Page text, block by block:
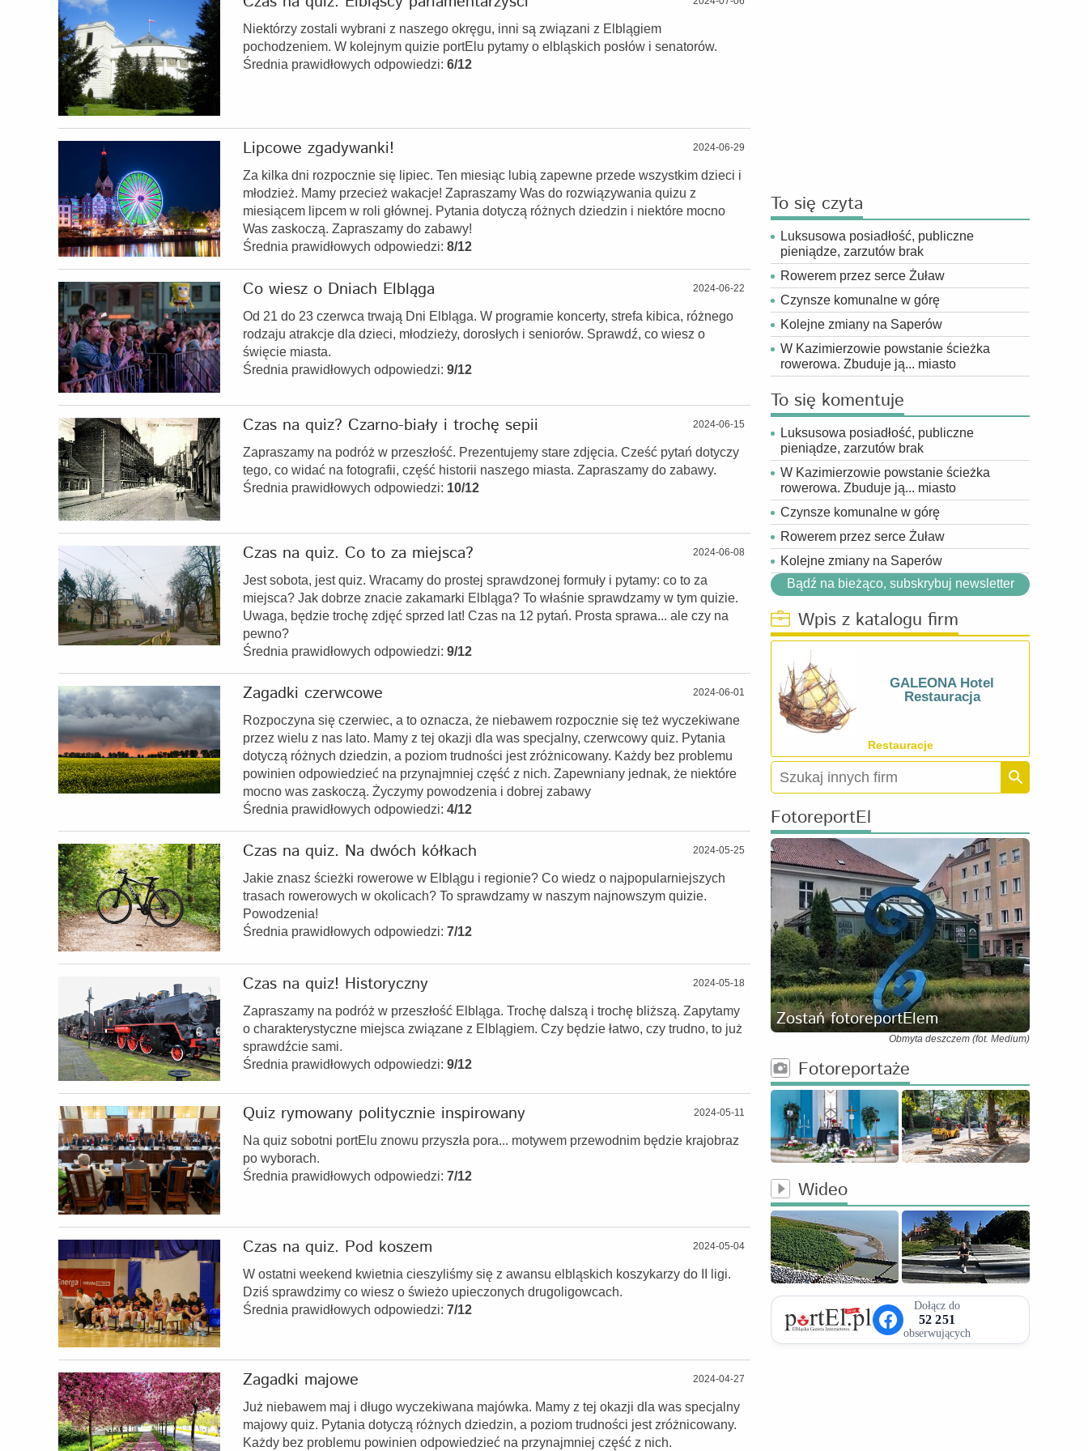
Niektórzy zostali wybrani z naszego okręgu, inni są związani z Elblągiem
pochodzeniem. W kolejnym quizie portElu pytamy o elbląskich posłów i senatorów.
Średnia prawidłowych odpowiedzi: 6/12
Lipcowe zgadywanki! 2024-06-29
Za kilka dni rozpocznie się lipiec. Ten miesiąc lubią zapewne przede wszystkim dzieci i
młodzież. Mamy przecież wakacje! Zapraszamy Was do rozwiązywania quizu z
miesiącem lipcem w roli głównej. Pytania dotyczą różnych dziedzin i niektóre mocno
Was zaskoczą. Zapraszamy do zabawy!
Średnia prawidłowych odpowiedzi: 8/12
Co wiesz o Dniach Elbląga 2024-06-22
Od 21 do 23 czerwca trwają Dni Elbląga. W programie koncerty, strefa kibica, różnego
rodzaju atrakcje dla dzieci, młodzieży, dorosłych i seniorów. Sprawdź, co wiesz o
święcie miasta.
Średnia prawidłowych odpowiedzi: 9/12
Czas na quiz? Czarno-biały i trochę sepii 2024-06-15
Zapraszamy na podróż w przeszłość. Prezentujemy stare zdjęcia. Cześć pytań dotyczy
tego, co widać na fotografii, część historii naszego miasta. Zapraszamy do zabawy.
Średnia prawidłowych odpowiedzi: 10/12
Czas na quiz. Co to za miejsca? 2024-06-08
Jest sobota, jest quiz. Wracamy do prostej sprawdzonej formuły i pytamy: co to za
miejsca? Jak dobrze znacie zakamarki Elbląga? To właśnie sprawdzamy w tym quizie.
Uwaga, będzie trochę zdjęć sprzed lat! Czas na 12 pytań. Prosta sprawa... ale czy na
pewno?
Średnia prawidłowych odpowiedzi: 9/12
Zagadki czerwcowe 2024-06-01
Rozpoczyna się czerwiec, a to oznacza, że niebawem rozpocznie się też wyczekiwane
przez wielu z nas lato. Mamy z tej okazji dla was specjalny, czerwcowy quiz. Pytania
dotyczą różnych dziedzin, a poziom trudności jest zróżnicowany. Każdy bez problemu
powinien odpowiedzieć na przynajmniej część z nich. Zapewniany jednak, że niektóre
mocno was zaskoczą. Życzymy powodzenia i dobrej zabawy
Średnia prawidłowych odpowiedzi: 4/12
Czas na quiz. Na dwóch kółkach 2024-05-25
Jakie znasz ścieżki rowerowe w Elblągu i regionie? Co wiedz o najpopularniejszych
trasach rowerowych w okolicach? To sprawdzamy w naszym najnowszym quizie.
Powodzenia!
Średnia prawidłowych odpowiedzi: 7/12
Czas na quiz! Historyczny 2024-05-18
Zapraszamy na podróż w przeszłość Elbląga. Trochę dalszą i trochę bliższą. Zapytamy
o charakterystyczne miejsca związane z Elblągiem. Czy będzie łatwo, czy trudno, to już
sprawdźcie sami.
Średnia prawidłowych odpowiedzi: 9/12
Quiz rymowany politycznie inspirowany 2024-05-11
Na quiz sobotni portElu znowu przyszła pora... motywem przewodnim będzie krajobraz
po wyborach.
Średnia prawidłowych odpowiedzi: 7/12
Czas na quiz. Pod koszem 2024-05-04
W ostatni weekend kwietnia cieszyliśmy się z awansu elbląskich koszykarzy do II ligi.
Dziś sprawdzimy co wiesz o świeżo upieczonych drugoligowcach.
Średnia prawidłowych odpowiedzi: 7/12
Zagadki majowe 2024-04-27
Już niebawem maj i długo wyczekiwana majówka. Mamy z tej okazji dla was specjalny
majowy quiz. Pytania dotyczą różnych dziedzin, a poziom trudności jest zróżnicowany.
Każdy bez problemu powinien odpowiedzieć na przynajmniej część z nich.
To się czyta
Luksusowa posiadłość, publiczne
pieniądze, zarzutów brak
Rowerem przez serce Żuław
Czynsze komunalne w górę
Kolejne zmiany na Saperów
W Kazimierzowie powstanie ścieżka
rowerowa. Zbuduje ją... miasto
To się komentuje
Luksusowa posiadłość, publiczne
pieniądze, zarzutów brak
W Kazimierzowie powstanie ścieżka
rowerowa. Zbuduje ją... miasto
Czynsze komunalne w górę
Rowerem przez serce Żuław
Kolejne zmiany na Saperów
Bądź na bieżąco, subskrybuj newsletter
Wpis z katalogu firm
GALEONA Hotel
Restauracja
Restauracje
FotoreportEl
Zostań fotoreportElem
Obmyta deszczem (fot. Medium)
Fotoreportaże
Wideo